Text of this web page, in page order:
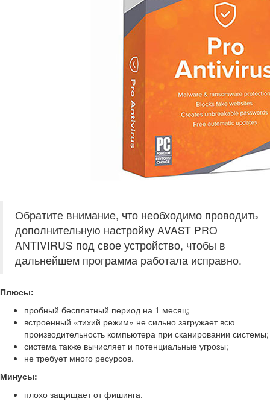
Обратите внимание, что необходимо проводить
дополнительную настройку AVAST PRO
ANTIVIRUS под свое устройство, чтобы в
дальнейшем программа работала исправно.
Плюсы:
пробный бесплатный период на 1 месяц;
встроенный «тихий режим» не сильно загружает всю
производительность компьютера при сканировании системы;
система также вычисляет и потенциальные угрозы;
не требует много ресурсов.
Минусы:
плохо защищает от фишинга.